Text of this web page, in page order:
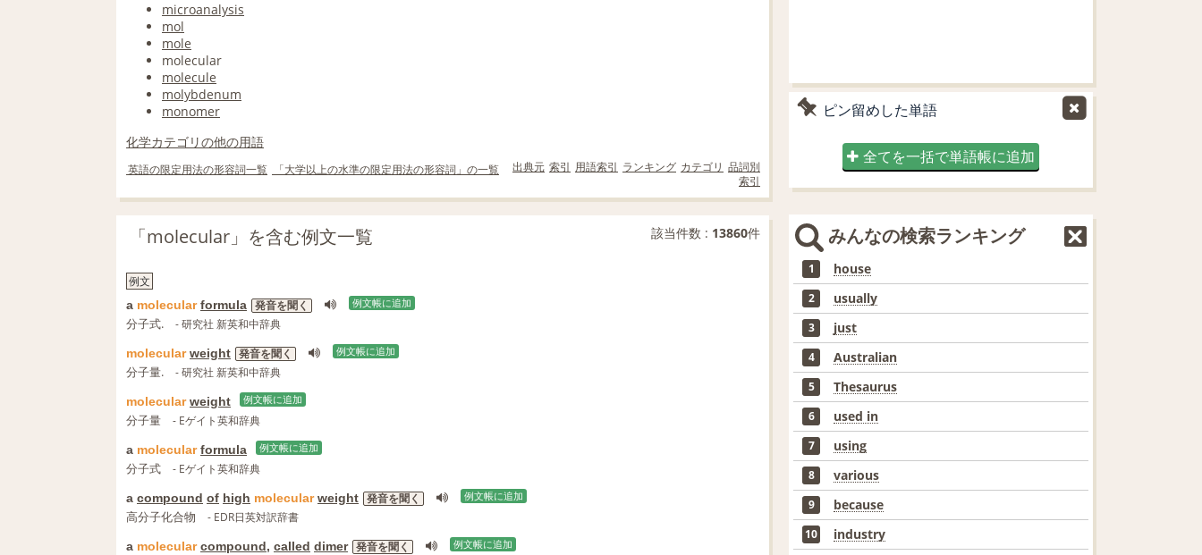
microanalysis
mol
mole
molecular
molecule
molybdenum
monomer
化学カテゴリの他の用語
英語の限定用法の形容詞一覧 「大学以上の水準の限定用法の形容詞」の一覧 出典元 索引 用語索引 ランキング カテゴリ 品詞別
索引
「molecular」を含む例文一覧 該当件数 : 13860件
例文
a molecular formula 発音を聞く 例文帳に追加
分子式. - 研究社 新英和中辞典
molecular weight 発音を聞く 例文帳に追加
分子量. - 研究社 新英和中辞典
molecular weight 例文帳に追加
分子量 - Eゲイト英和辞典
a molecular formula 例文帳に追加
分子式 - Eゲイト英和辞典
a compound of high molecular weight 発音を聞く 例文帳に追加
高分子化合物 - EDR日英対訳辞書
a molecular compound, called dimer 発音を聞く 例文帳に追加
ピン留めした単語
全てを一括で単語帳に追加
みんなの検索ランキング
1 house
2 usually
3 just
4 Australian
5 Thesaurus
6 used in
7 using
8 various
9 because
10 industry